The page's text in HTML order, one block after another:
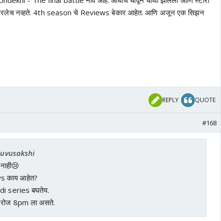
उरलेच नव्हते. 4th season चे Reviews बेकार आहेत. आणि अजून एक सिझन
REPLY QUOTE
#168
काय आहेत?
series बघतेय.
8pm ला असते.